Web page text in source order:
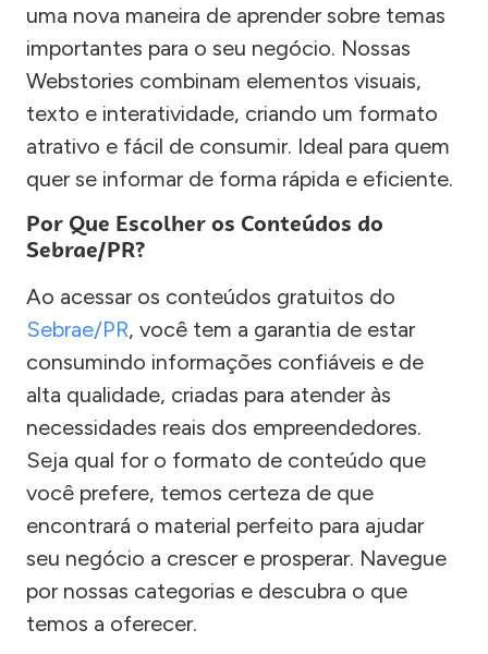
uma nova maneira de aprender sobre temas
importantes para o seu negócio. Nossas
Webstories combinam elementos visuais,
texto e interatividade, criando um formato
atrativo e fácil de consumir. Ideal para quem
quer se informar de forma rápida e eficiente.
Por Que Escolher os Conteúdos do
Sebrae/PR?
Ao acessar os conteúdos gratuitos do
Sebrae/PR, você tem a garantia de estar
consumindo informações confiáveis e de
alta qualidade, criadas para atender às
necessidades reais dos empreendedores.
Seja qual for o formato de conteúdo que
você prefere, temos certeza de que
encontrará o material perfeito para ajudar
seu negócio a crescer e prosperar. Navegue
por nossas categorias e descubra o que
temos a oferecer.